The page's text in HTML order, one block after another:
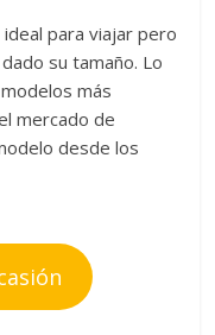
para viajar pero
su tamaño. Lo
más
mercado de
desde los